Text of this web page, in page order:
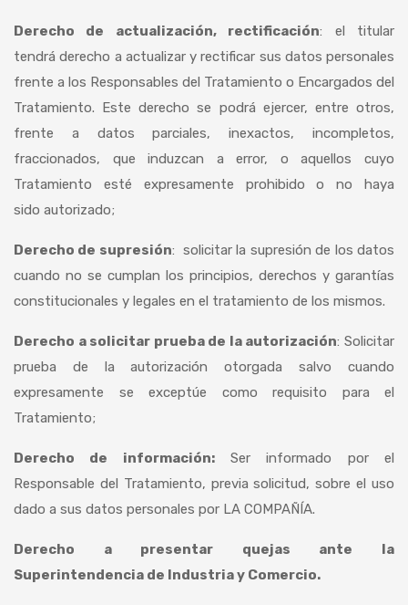
Derecho de actualización, rectificación: el titular
tendrá derecho a actualizar y rectificar sus datos personales
frente a los Responsables del Tratamiento o Encargados del
Tratamiento. Este derecho se podrá ejercer, entre otros,
frente a datos parciales, inexactos, incompletos,
fraccionados, que induzcan a error, o aquellos cuyo
Tratamiento esté expresamente prohibido o no haya
sido autorizado;
Derecho de supresión: solicitar la supresión de los datos
cuando no se cumplan los principios, derechos y garantías
constitucionales y legales en el tratamiento de los mismos.
Derecho a solicitar prueba de la autorización: Solicitar
prueba de la autorización otorgada salvo cuando
expresamente se exceptúe como requisito para el
Tratamiento;
Derecho de información:Ser informado por el
Responsable del Tratamiento, previa solicitud, sobre el uso
dado a sus datos personales por LA COMPAÑÍA.
Derecho a presentar quejas ante la
Superintendencia de Industria y Comercio.